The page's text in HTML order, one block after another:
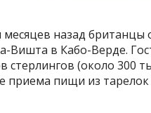
назад британцы
Вишта в Кабо-Верде.
(около 300
пищи из тарелок